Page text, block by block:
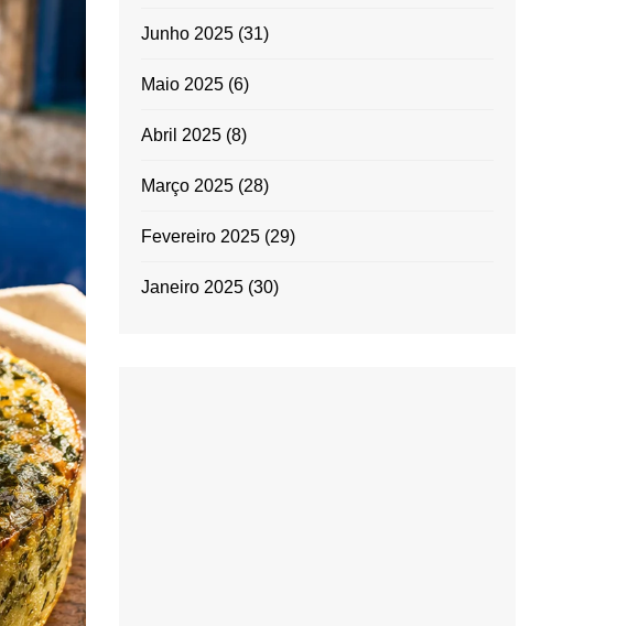
Junho 2025 (31)
Maio 2025 (6)
Abril 2025 (8)
Março 2025 (28)
Fevereiro 2025 (29)
Janeiro 2025 (30)